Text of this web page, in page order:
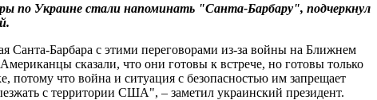
по Украине стали напоминать "Санта-Барбару", подчеркнул
Санта-Барбара с этими переговорами из-за войны на Ближнем
сказали, что они готовы к встрече, но готовы только
потому что война и ситуация с безопасностью им запрещает
с территории США", – заметил украинский президент.